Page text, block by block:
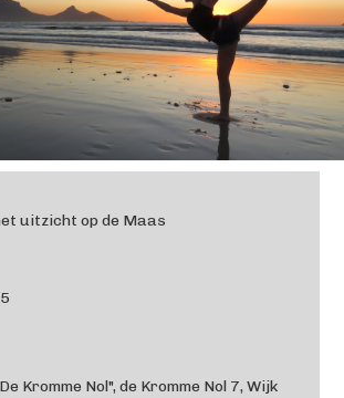
uitzicht op de Maas
Kromme Nol", de Kromme Nol 7, Wijk